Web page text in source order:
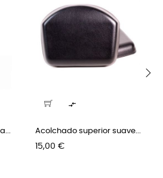

Acolchado superior suave...
Precio
15,00 €